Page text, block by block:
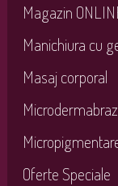
Magazin
Manichiura cu
Masaj corporal
Oferte Speciale